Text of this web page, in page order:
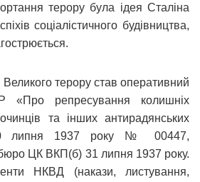
терору була ідея Сталіна
соціалістичного будівництва,
терору став оперативний
репресування колишніх
та інших антирадянських
липня 1937 року № 00447,
ЦК ВКП(б) 31 липня 1937 року.
НКВД (накази, листування,